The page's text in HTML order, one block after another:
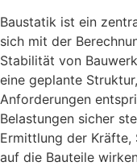
Baustatik ist ein
sich mit der
Stabilität von
eine geplante
Anforderungen
Belastungen sicher
Ermittlung der Kräfte,
auf die Bauteile